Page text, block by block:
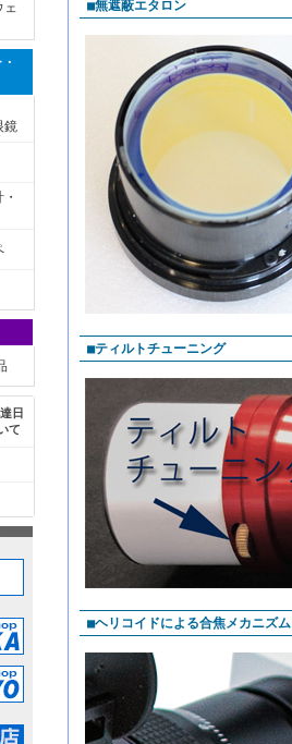
ェ
鏡
日
て
■無遮蔽エタロン
■ティルトチューニング
■ヘリコイドによる合焦メカニズム